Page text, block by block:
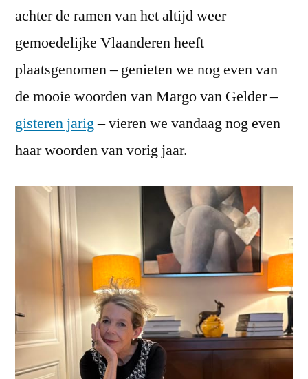
achter de ramen van het altijd weer
gemoedelijke Vlaanderen heeft
plaatsgenomen – genieten we nog even van
de mooie woorden van Margo van Gelder –
gisteren jarig– vieren we vandaag nog even
haar woorden van vorig jaar.